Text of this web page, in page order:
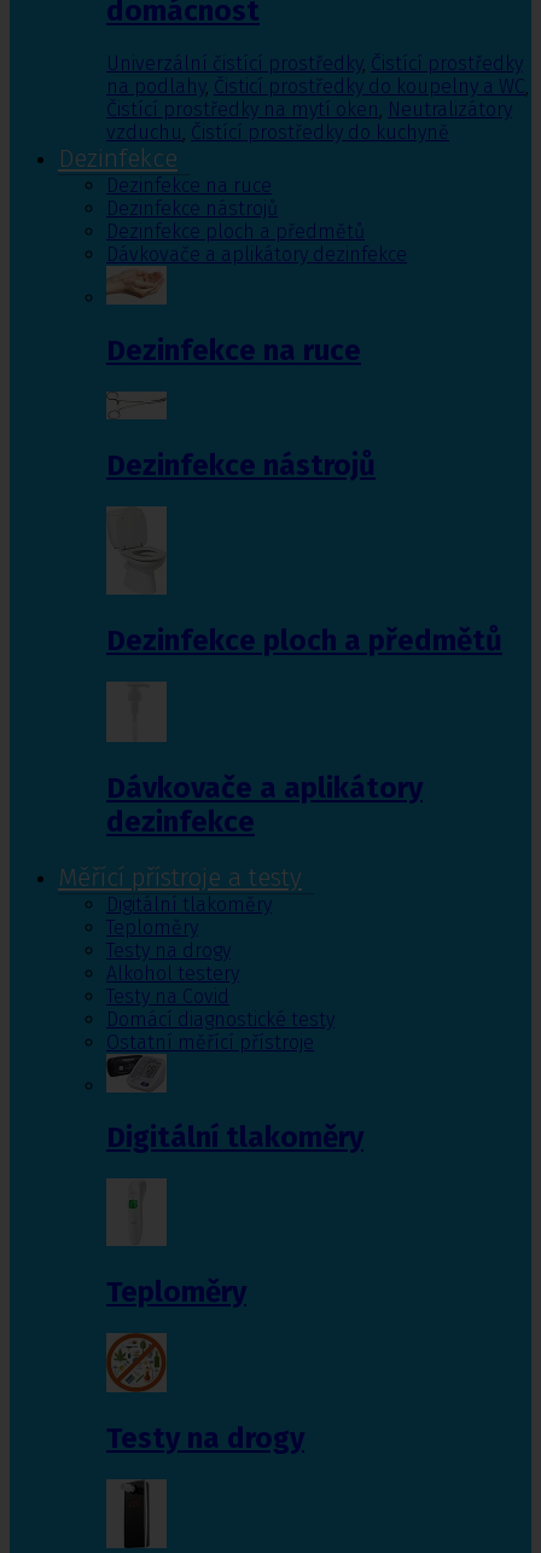
domácnost
Univerzální čistící prostředky, Čistící prostředky
na podlahy, Čisticí prostředky do koupelny a WC,
Čistící prostředky na mytí oken, Neutralizátory
vzduchu, Čistící prostředky do kuchyně
Dezinfekce
Dezinfekce na ruce
Dezinfekce nástrojů
Dezinfekce ploch a předmětů
Dávkovače a aplikátory dezinfekce
Dezinfekce na ruce
Dezinfekce nástrojů
Dezinfekce ploch a předmětů
Dávkovače a aplikátory
dezinfekce
Měřící přístroje a testy
Digitální tlakoměry
Teploměry
Testy na drogy
Alkohol testery
Testy na Covid
Domácí diagnostické testy
Ostatní měřící přístroje
Digitální tlakoměry
Teploměry
Testy na drogy